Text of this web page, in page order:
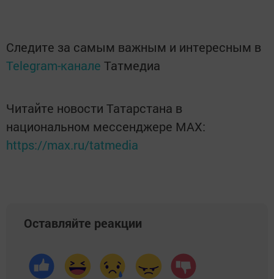
Следите за самым важным и интересным в
Telegram-канале Татмедиа
Читайте новости Татарстана в
национальном мессенджере MАХ:
https://max.ru/tatmedia
Оставляйте реакции